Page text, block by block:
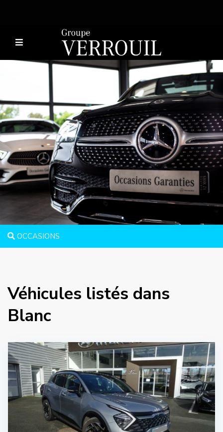
OCCASIONS
Véhicules listés dans
Blanc